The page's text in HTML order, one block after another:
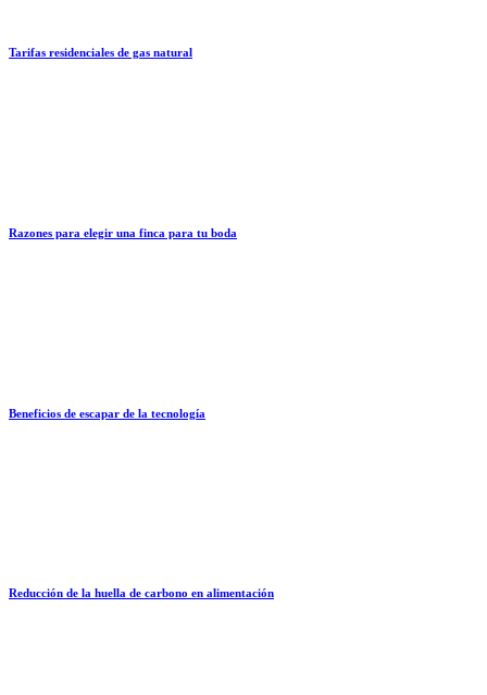
Tarifas residenciales de gas natural
Razones para elegir una finca para tu boda
Beneficios de escapar de la tecnología
Reducción de la huella de carbono en alimentación